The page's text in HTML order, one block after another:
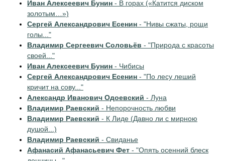
Иван Алексеевич Бунин - В горах («Катится диском
золотым…»)
Сергей Александрович Есенин - "Нивы сжаты, рощи
голы..."
Владимир Сергеевич Соловьёв - "Природа с красоты
своей..."
Иван Алексеевич Бунин - Чибисы
Сергей Александрович Есенин - "По лесу леший
кричит на сову..."
Александр Иванович Одоевский - Луна
Владимир Раевский - Непорочность любви
Владимир Раевский - К Лиде (Давно ли с мирною
душой...)
Владимир Раевский - Свиданье
Афанасий Афанасьевич Фет - "Опять осенний блеск